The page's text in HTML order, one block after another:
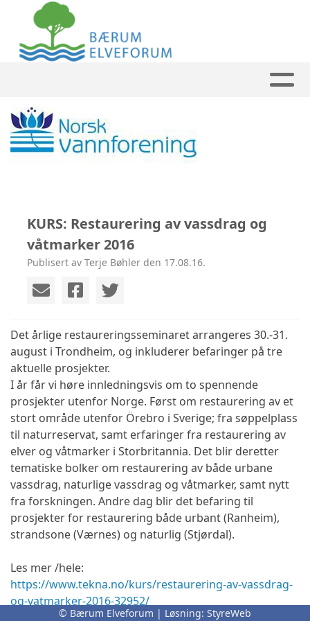
KURS: Restaurering av vassdrag og
våtmarker 2016
Publisert av Terje Bøhler den 17.08.16.
Det årlige restaureringsseminaret arrangeres 30.-31.
august i Trondheim, og inkluderer befaringer på tre
aktuelle prosjekter.
I år får vi høre innledningsvis om to spennende
prosjekter utenfor Norge. Først om restaurering av et
stort område utenfor Örebro i Sverige; fra søppelplass
til naturreservat, samt erfaringer fra restaurering av
elver og våtmarker i Storbritannia. Det blir deretter
tematiske bolker om restaurering av både urbane
vassdrag, naturlige vassdrag og våtmarker, samt nytt
fra forskningen. Andre dag blir det befaring til
prosjekter for restaurering både urbant (Ranheim),
strandsone (Værnes) og naturlig (Stjørdal).
Les mer /hele:
https://www.tekna.no/kurs/restaurering-av-vassdrag-
og-vatmarker-2016-32952/
© Bærum Elveforum | Løsning: StyreWeb